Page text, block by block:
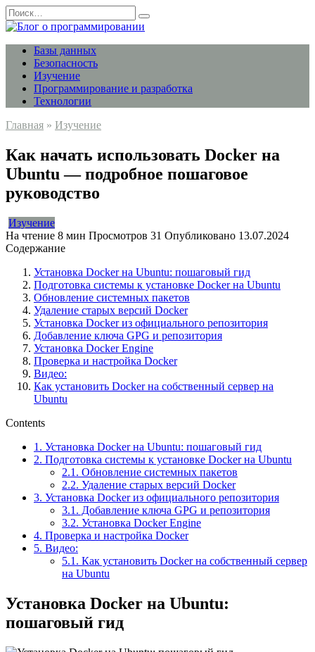
Перейти
к
содержанию
Search
for:
Базы данных
Безопасность
Изучение
Программирование и разработка
Технологии
Главная » Изучение
Как начать использовать Docker на
Ubuntu — подробное пошаговое
руководство
Изучение
На чтение 8 мин Просмотров 31 Опубликовано 13.07.2024
Содержание
Установка Docker на Ubuntu: пошаговый гид
Подготовка системы к установке Docker на Ubuntu
Обновление системных пакетов
Удаление старых версий Docker
Установка Docker из официального репозитория
Добавление ключа GPG и репозитория
Установка Docker Engine
Проверка и настройка Docker
Видео:
Как установить Docker на собственный сервер на
Ubuntu
Contents
1. Установка Docker на Ubuntu: пошаговый гид
2. Подготовка системы к установке Docker на Ubuntu
2.1. Обновление системных пакетов
2.2. Удаление старых версий Docker
3. Установка Docker из официального репозитория
3.1. Добавление ключа GPG и репозитория
3.2. Установка Docker Engine
4. Проверка и настройка Docker
5. Видео:
5.1. Как установить Docker на собственный сервер
на Ubuntu
Установка Docker на Ubuntu:
пошаговый гид